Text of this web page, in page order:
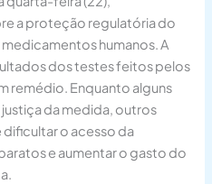
a proteção regulatória do
medicamentos humanos. A
dos testes feitos pelos
remédio. Enquanto alguns
da medida, outros
dificultar o acesso da
e aumentar o gasto do